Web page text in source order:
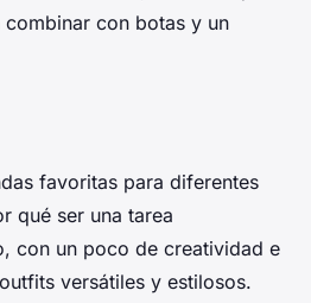
con botas y un
favoritas para diferentes
qué ser una tarea
con un poco de creatividad e
versátiles y estilosos.